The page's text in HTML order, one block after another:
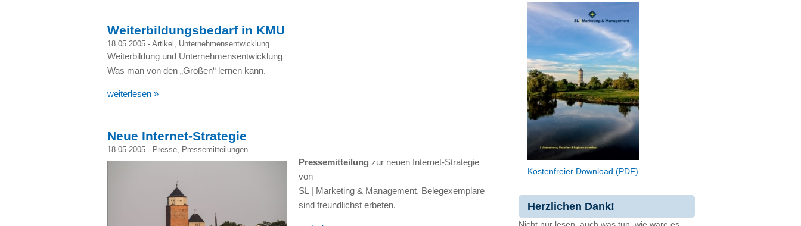
Weiterbildungsbedarf in KMU
18.05.2005 - Artikel Unternehmensentwicklung
Weiterbildung und Unternehmensentwicklung
Was man von den „Großen“ lernen kann.
weiterlesen »
Neue Internet-Strategie
18.05.2005 - Presse Pressemitteilungen
Pressemitteilung zur neuen Internet-Strategie
von
SL | Marketing & Management. Belegexemplare
sind freundlichst erbeten.
Kostenfreier Download (PDF)
Herzlichen Dank!